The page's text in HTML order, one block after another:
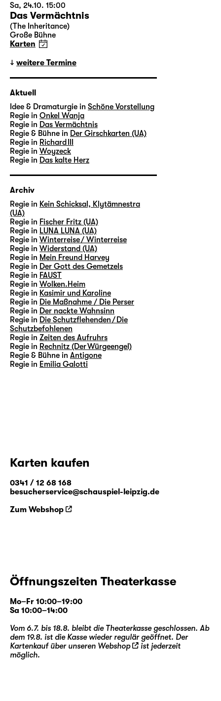
Sa, 24.10. 15:00
Das Vermächtnis
(The Inheritance)
Große Bühne
Karten
weitere Termine
Aktuell
Idee & Dramaturgie in Schöne Vorstellung
Regie in Onkel Wanja
Regie in Das Vermächtnis
Regie & Bühne in Der Girschkarten (UA)
Regie in Richard III
Regie in Woyzeck
Regie in Das kalte Herz
Archiv
Regie in Kein Schicksal, Klytämnestra
(UA)
Regie in Fischer Fritz (UA)
Regie in LUNA LUNA (UA)
Regie in Winterreise / Winterreise
Regie in Widerstand (UA)
Regie in Mein Freund Harvey
Regie in Der Gott des Gemetzels
Regie in FAUST
Regie in Wolken.Heim
Regie in Kasimir und Karoline
Regie in Die Maßnahme / Die Perser
Regie in Der nackte Wahnsinn
Regie in Die Schutzflehenden / Die
Schutzbefohlenen
Regie in Zeiten des Aufruhrs
Regie in Rechnitz (Der Würgeengel)
Regie & Bühne in Antigone
Regie in Emilia Galotti
Karten kaufen
0341 / 12 68 168
besucherservice@schauspiel-leipzig.de
Zum Webshop
Öffnungszeiten Theaterkasse
Mo–Fr 10:00–19:00
Sa 10:00–14:00
Vom 6.7. bis 18.8. bleibt die Theaterkasse geschlossen. Ab
dem 19.8. ist die Kasse wieder regulär geöffnet. Der
Kartenkauf über unseren Webshop
ist jederzeit
möglich.